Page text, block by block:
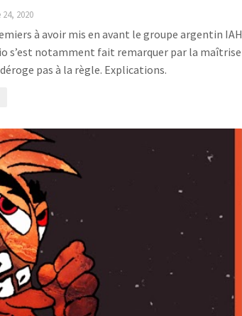
2020
à avoir mis en avant le groupe argentin IAH
s’est notamment fait remarquer par la maîtrise
pas à la règle. Explications.